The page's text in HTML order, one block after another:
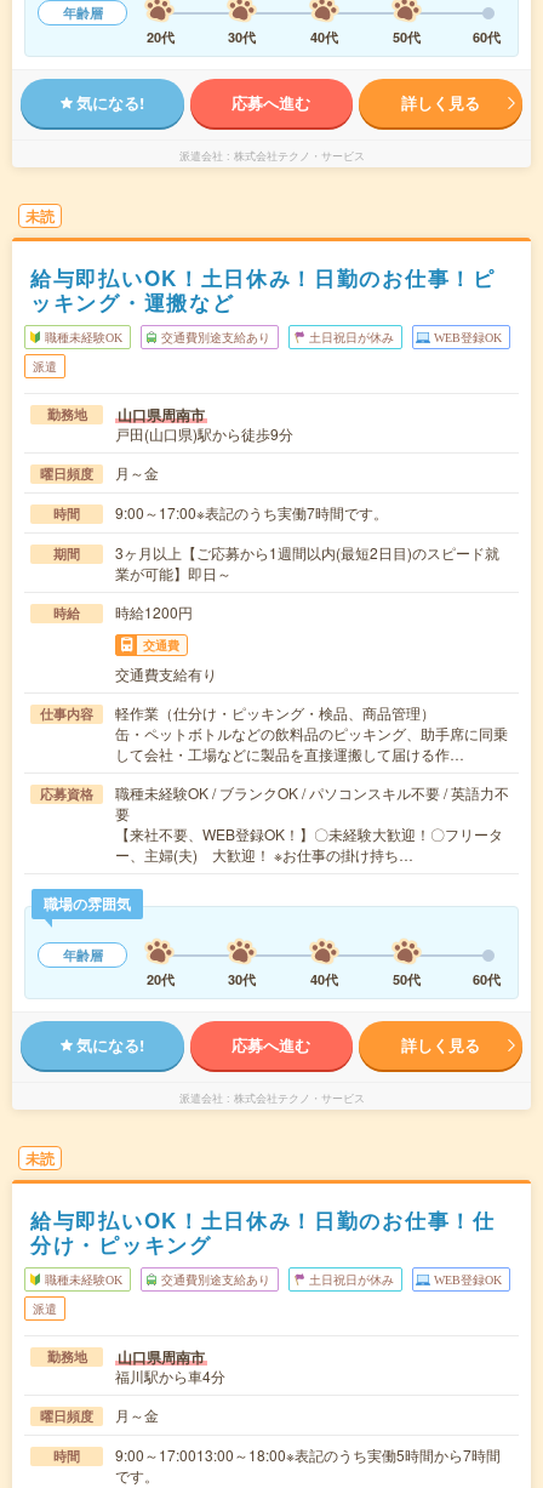
年齢層
20代
30代 40代 50代 60代
気になる! 応募へ進む 詳しく見る
派遣会社 株式会社テクノ・サービス
未読
給与即払いOK！土日休み！日勤のお仕事！ピ
ッキング・運搬など
職種未経験OK 交通費別途支給あり 土日祝日が休み WEB登録OK
派遣
勤務地 山口県周南市
戸田(山口県)駅から徒歩9分
曜日頻度 月～金
時間 9:00～17:00※表記のうち実働7時間です。
期間
3ヶ月以上【ご応募から1週間以内(最短2日目)のスピード就
業が可能】即日～
時給 時給1200円
交通費
交通費支給有り
仕事内容
軽作業（仕分け・ピッキング・検品、商品管理）
缶・ペットボトルなどの飲料品のピッキング、助手席に同乗
して会社・工場などに製品を直接運搬して届ける作…
応募資格
職種未経験OK / ブランクOK / パソコンスキル不要 / 英語力不
要
【来社不要、WEB登録OK！】〇未経験大歓迎！〇フリータ
ー、主婦(夫) 大歓迎！ ※お仕事の掛け持ち…
職場の雰囲気
年齢層
20代
30代 40代 50代 60代
気になる! 応募へ進む 詳しく見る
派遣会社 株式会社テクノ・サービス
未読
給与即払いOK！土日休み！日勤のお仕事！仕
分け・ピッキング
職種未経験OK 交通費別途支給あり 土日祝日が休み WEB登録OK
派遣
勤務地 山口県周南市
福川駅から車4分
曜日頻度 月～金
時間
9:00～17:0013:00～18:00※表記のうち実働5時間から7時間
です。